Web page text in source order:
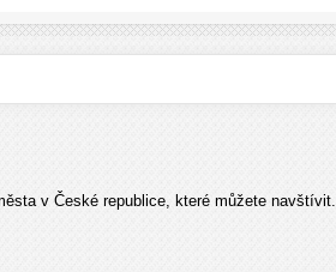
v České republice, které můžete navštívit.